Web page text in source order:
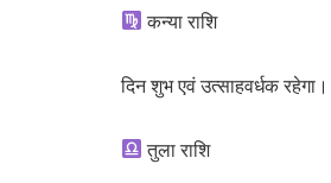
कन्या राशि
दिन शुभ एवं उत्साहवर्धक
तुला राशि